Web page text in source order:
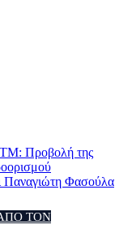
Προβολή της
Παναγιώτη Φασούλα
ΤΟΝ